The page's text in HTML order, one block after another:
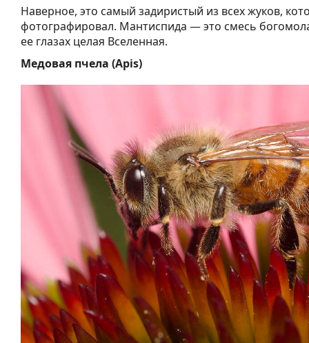
Наверное, это самый задиристый из всех жуков,
фотографировал. Мантиспида — это смесь
ее глазах целая Вселенная.
Медовая пчела (Apis)